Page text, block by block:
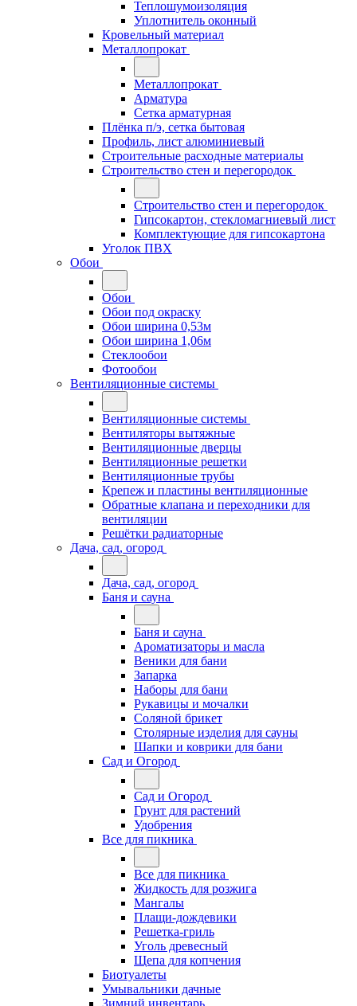
Теплошумоизоляция
Уплотнитель оконный
Кровельный материал
Металлопрокат
Металлопрокат
Арматура
Сетка арматурная
Плёнка п/э, сетка бытовая
Профиль, лист алюминиевый
Строительные расходные материалы
Строительство стен и перегородок
Строительство стен и перегородок
Гипсокартон, стекломагниевый лист
Комплектующие для гипсокартона
Уголок ПВХ
Обои
Обои
Обои под окраску
Обои ширина 0,53м
Обои ширина 1,06м
Стеклообои
Фотообои
Вентиляционные системы
Вентиляционные системы
Вентиляторы вытяжные
Вентиляционные дверцы
Вентиляционные решетки
Вентиляционные трубы
Крепеж и пластины вентиляционные
Обратные клапана и переходники для
вентиляции
Решётки радиаторные
Дача, сад, огород
Дача, сад, огород
Баня и сауна
Баня и сауна
Ароматизаторы и масла
Веники для бани
Запарка
Наборы для бани
Рукавицы и мочалки
Соляной брикет
Столярные изделия для сауны
Шапки и коврики для бани
Сад и Огород
Сад и Огород
Грунт для растений
Удобрения
Все для пикника
Все для пикника
Жидкость для розжига
Мангалы
Плащи-дождевики
Решетка-гриль
Уголь древесный
Щепа для копчения
Биотуалеты
Умывальники дачные
Зимний инвентарь